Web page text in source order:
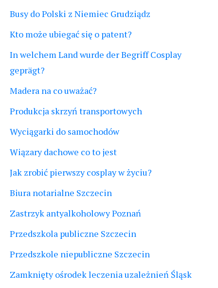
Busy do Polski z Niemiec Grudziądz
Kto może ubiegać się o patent?
In welchem Land wurde der Begriff Cosplay
geprägt?
Madera na co uważać?
Produkcja skrzyń transportowych
Wyciągarki do samochodów
Wiązary dachowe co to jest
Jak zrobić pierwszy cosplay w życiu?
Biura notarialne Szczecin
Zastrzyk antyalkoholowy Poznań
Przedszkola publiczne Szczecin
Przedszkole niepubliczne Szczecin
Zamknięty ośrodek leczenia uzależnień Śląsk